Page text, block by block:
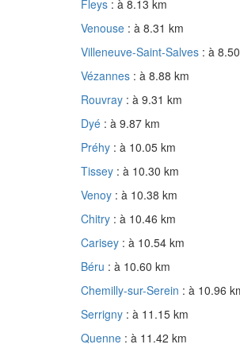
Fleys : à 8.13 km
Venouse : à 8.31 km
Villeneuve-Saint-Salves : à
Vézannes : à 8.88 km
Rouvray : à 9.31 km
Dyé : à 9.87 km
Préhy : à 10.05 km
Tissey : à 10.30 km
Venoy : à 10.38 km
Chitry : à 10.46 km
Carisey : à 10.54 km
Béru : à 10.60 km
Chemilly-sur-Serein : à 10.96
Serrigny : à 11.15 km
Quenne : à 11.42 km